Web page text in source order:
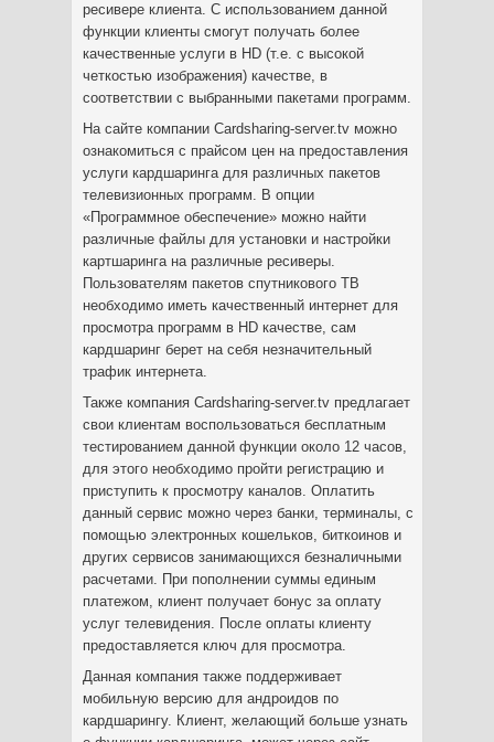
ресивере клиента. С использованием данной
функции клиенты смогут получать более
качественные услуги в HD (т.е. с высокой
четкостью изображения) качестве, в
соответствии с выбранными пакетами программ.
На сайте компании Сardsharing-server.tv можно
ознакомиться с прайсом цен на предоставления
услуги кардшаринга для различных пакетов
телевизионных программ. В опции
«Программное обеспечение» можно найти
различные файлы для установки и настройки
картшаринга на различные ресиверы.
Пользователям пакетов спутникового ТВ
необходимо иметь качественный интернет для
просмотра программ в НD качестве, сам
кардшаринг берет на себя незначительный
трафик интернета.
Также компания Сardsharing-server.tv предлагает
свои клиентам воспользоваться бесплатным
тестированием данной функции около 12 часов,
для этого необходимо пройти регистрацию и
приступить к просмотру каналов. Оплатить
данный сервис можно через банки, терминалы, с
помощью электронных кошельков, биткоинов и
других сервисов занимающихся безналичными
расчетами. При пополнении суммы единым
платежом, клиент получает бонус за оплату
услуг телевидения. После оплаты клиенту
предоставляется ключ для просмотра.
Данная компания также поддерживает
мобильную версию для андроидов по
кардшарингу. Клиент, желающий больше узнать